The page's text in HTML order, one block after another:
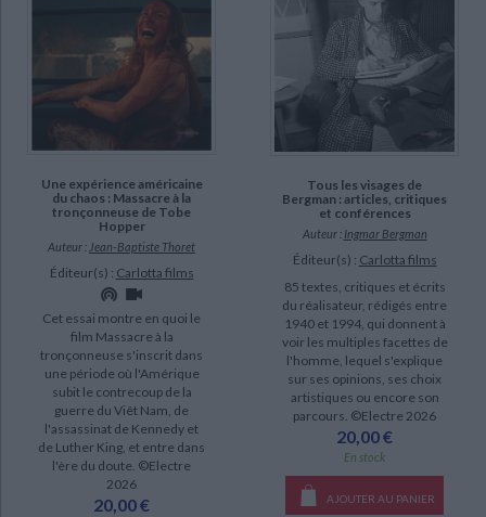
Une expérience américaine
du chaos : Massacre à la
tronçonneuse de Tobe
Hopper
Auteur : Jean-Baptiste Thoret
Éditeur(s) : Carlotta films
Cet essai montre en quoi le
film Massacre à la
tronçonneuse s'inscrit dans
une période où l'Amérique
subit le contrecoup de la
guerre du Viêt Nam, de
l'assassinat de Kennedy et
de Luther King, et entre dans
l'ère du doute. ©Electre
2026
20,00 €
Tous les visages de
Bergman : articles, critiques
et conférences
Auteur : Ingmar Bergman
Éditeur(s) : Carlotta films
85 textes, critiques et écrits
du réalisateur, rédigés entre
1940 et 1994, qui donnent à
voir les multiples facettes de
l'homme, lequel s'explique
sur ses opinions, ses choix
artistiques ou encore son
parcours. ©Electre 2026
20,00 €
En stock
AJOUTER AU PANIER